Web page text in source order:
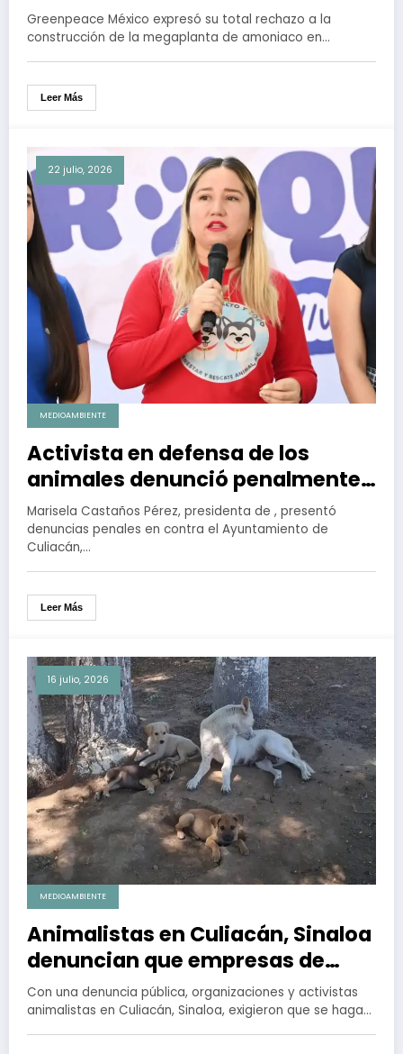
en Topolobampo, Sinaloa
Greenpeace México expresó su total rechazo a la
construcción de la megaplanta de amoniaco en…
Leer Más
22 julio, 2026
MEDIOAMBIENTE
Activista en defensa de los
animales denunció penalmente
al Ayuntamiento de Culiacán por
exponer sus datos personales
Marisela Castaños Pérez, presidenta de , presentó
denuncias penales en contra el Ayuntamiento de
Culiacán,…
Leer Más
16 julio, 2026
MEDIOAMBIENTE
Animalistas en Culiacán, Sinaloa
denuncian que empresas de
fumigación capturan fauna
urbana y silvestre sin
autorización
Con una denuncia pública, organizaciones y activistas
animalistas en Culiacán, Sinaloa, exigieron que se haga…